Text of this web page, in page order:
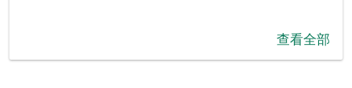
查看全部